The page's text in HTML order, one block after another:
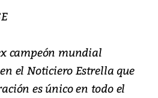
campeón mundial
el Noticiero Estrella que
es único en todo el